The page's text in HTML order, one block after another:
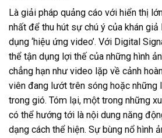
Là giải pháp quảng cáo với hiển thị
nhất để thu hút sự chú ý của khán
dụng ‘hiệu ứng video’. Với Digital
thể tận dụng lợi thế của những hình
chẳng hạn như video lặp về cảnh
viên đang lướt trên sóng hoặc những
trong gió. Tóm lại, một trong những
có thể hướng tới là nội dung năng
dạng cách thể hiện. Sự bùng nổ hình